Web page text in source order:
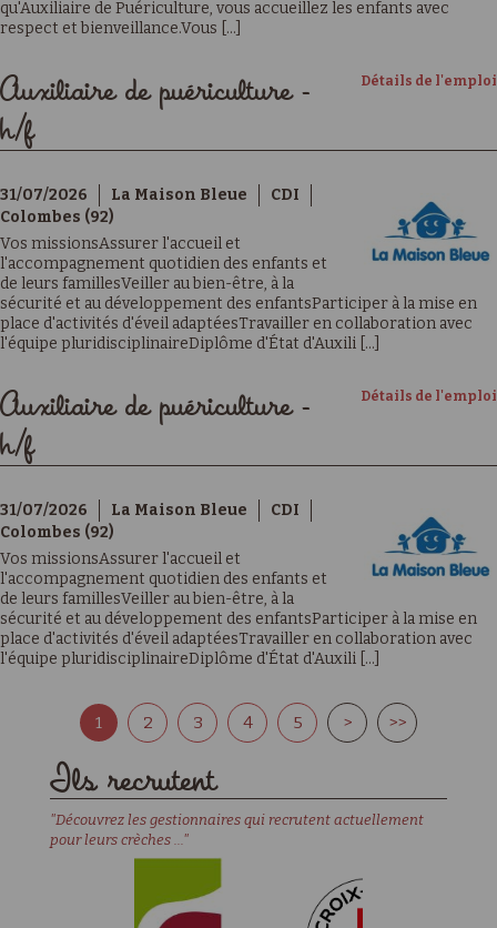
qu'Auxiliaire de Puériculture, vous accueillez les enfants avec
respect et bienveillance.Vous [...]
Détails de l'emploi
Auxiliaire de puériculture -
h/f
31/07/2026 La Maison Bleue
CDI
Colombes (92)
Vos missionsAssurer l'accueil et
l'accompagnement quotidien des enfants et
de leurs famillesVeiller au bien-être, à la
sécurité et au développement des enfantsParticiper à la mise en
place d'activités d'éveil adaptéesTravailler en collaboration avec
l'équipe pluridisciplinaireDiplôme d'État d'Auxili [...]
Détails de l'emploi
Auxiliaire de puériculture -
h/f
31/07/2026 La Maison Bleue
CDI
Colombes (92)
Vos missionsAssurer l'accueil et
l'accompagnement quotidien des enfants et
de leurs famillesVeiller au bien-être, à la
sécurité et au développement des enfantsParticiper à la mise en
place d'activités d'éveil adaptéesTravailler en collaboration avec
l'équipe pluridisciplinaireDiplôme d'État d'Auxili [...]
1 2 3 4 5 > >>
Ils recrutent
"Découvrez les gestionnaires qui recrutent actuellement
pour leurs crèches ..."